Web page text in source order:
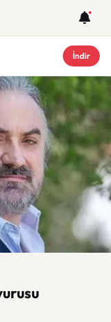
İndir